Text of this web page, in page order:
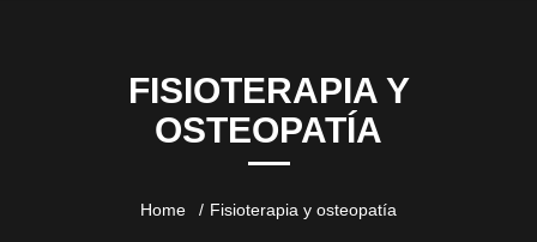
FISIOTERAPIA Y
OSTEOPATÍA
Home Fisioterapia y osteopatía